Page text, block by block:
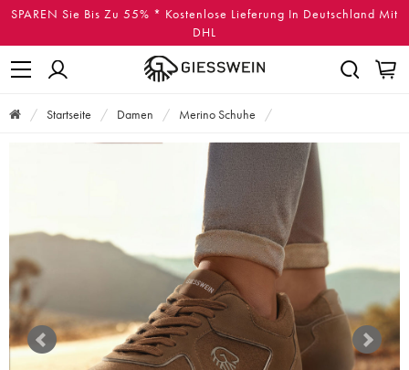
SPAREN Sie Bis Zu 55% * Kostenlose Lieferung In Deutschland Mit
DHL
Startseite Damen Merino Schuhe